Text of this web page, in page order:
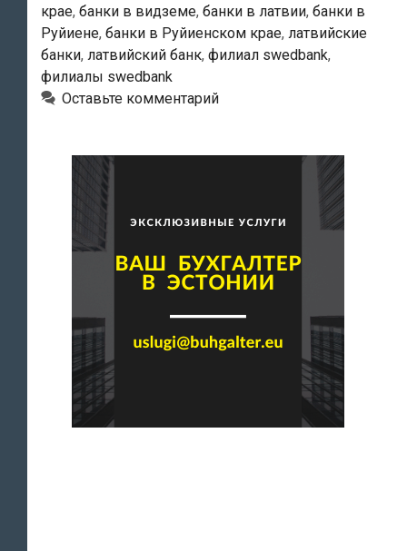
крае, банки в видземе, банки в латвии, банки в
Руйиене, банки в Руйиенском крае, латвийские
банки, латвийский банк, филиал swedbank,
филиалы swedbank
Оставьте комментарий